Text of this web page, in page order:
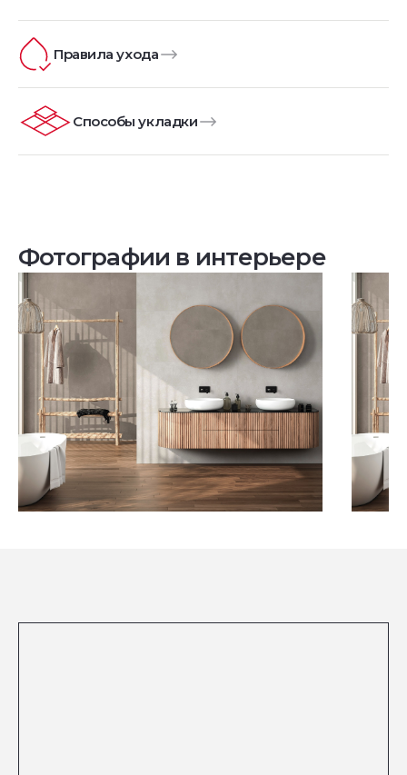
Правила ухода
Способы укладки
Фотографии в интерьере
Посмотреть все проекты